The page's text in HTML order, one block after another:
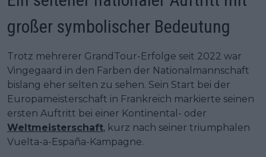
großer symbolischer Bedeutung
Trotz mehrerer GrandTour-Erfolge seit 2022 war
Vingegaard in den Farben der Nationalmannschaft
bislang eher selten zu sehen. Sein Start bei der
Europameisterschaft in Frankreich markierte seinen
ersten Auftritt bei einer Kontinental- oder
Weltmeisterschaft, kurz nach seiner triumphalen
Vuelta-a-España-Kampagne.